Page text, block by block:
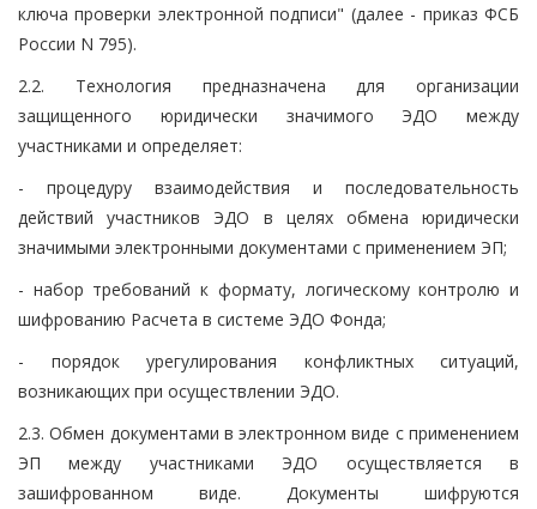
ключа проверки электронной подписи" (далее - приказ ФСБ
России N 795).
2.2. Технология предназначена для организации
защищенного юридически значимого ЭДО между
участниками и определяет:
- процедуру взаимодействия и последовательность
действий участников ЭДО в целях обмена юридически
значимыми электронными документами с применением ЭП;
- набор требований к формату, логическому контролю и
шифрованию Расчета в системе ЭДО Фонда;
- порядок урегулирования конфликтных ситуаций,
возникающих при осуществлении ЭДО.
2.3. Обмен документами в электронном виде с применением
ЭП между участниками ЭДО осуществляется в
зашифрованном виде. Документы шифруются